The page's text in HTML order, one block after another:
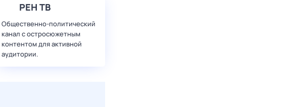
РЕН ТВ
Общественно-политический
канал с остросюжетным
контентом для активной
аудитории.